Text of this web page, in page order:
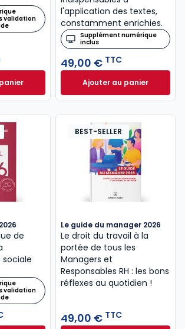
validation
Fiscal 2026 à 215,00 € TTC
l'application des textes,
constamment enrichies.
Supplément numérique
inclus
49,00 € TTC
Ajouter au panier
Code civil 2027,
de
validation
BEST-SELLER
Le guide du manager 2026
Le droit du travail à la
portée de tous les
Managers et
Responsables RH : les bons
réflexes au quotidien !
49,00 € TTC